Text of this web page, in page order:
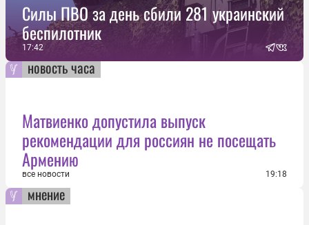
Силы ПВО за день сбили 281 украинский
беспилотник
17:42
новость часа
Матвиенко допустила выпуск
рекомендации для россиян не посещать
Армению
все новости 19:18
мнение